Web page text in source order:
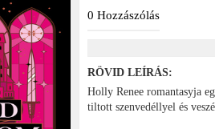
0 Hozzászólás
RÖVID LEÍRÁS:
Holly Renee romantasyja
tiltott szenvedéllyel és